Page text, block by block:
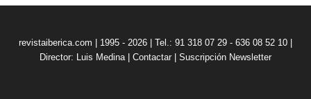
revistaiberica.com | 1995 - 2026 | Tel.: 91 318 07 29 - 636 08 52 10 |
Director: Luis Medina| Contactar Suscripción Newsletter